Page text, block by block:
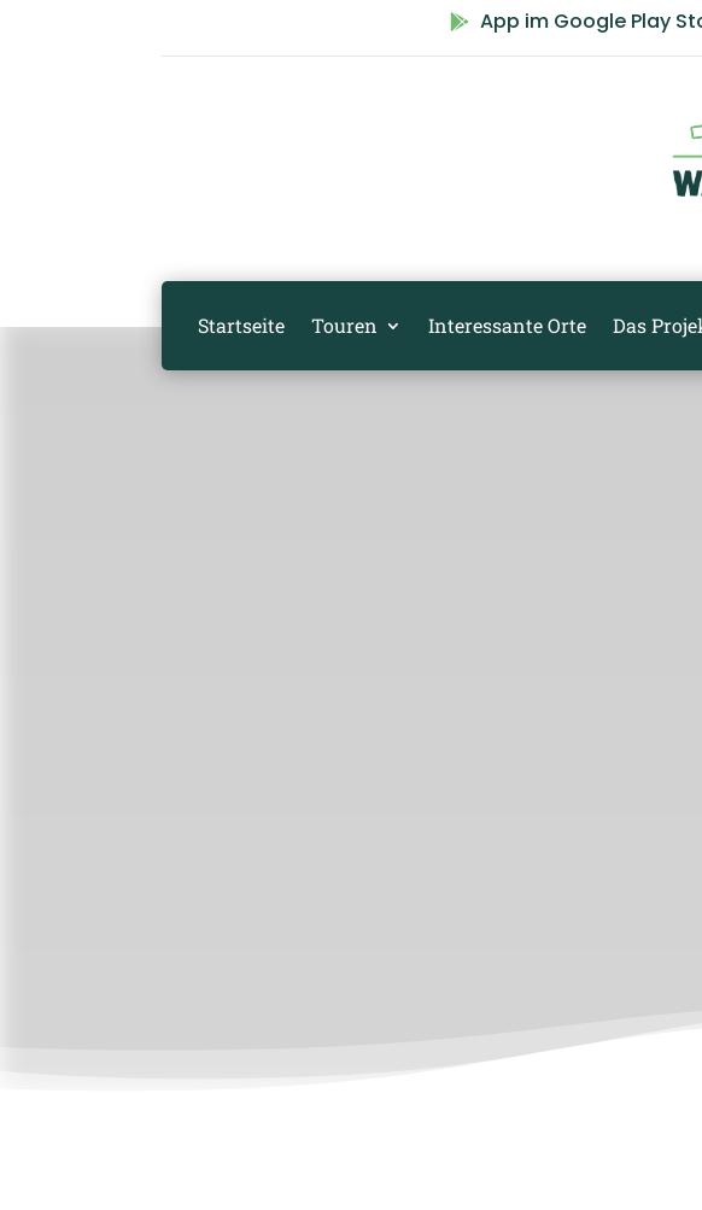
 App im Google Play
Startseite Touren Interessante Orte Das